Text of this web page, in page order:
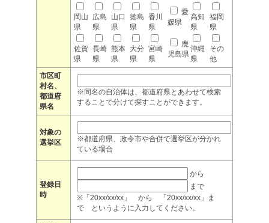
岡山
県
広島
県
山口
県
徳島
県
香川
県
愛
媛県
高知
県
福岡
県
佐賀
県
長崎
県
熊本
県
大分
県
宮崎
県
鹿
児島県
沖縄
県
その
他
市区町
村名、
都道府
県名
※同名の自治体は、都道府県とあわせて検索
することで分けて探すことができます。
対象の
選挙区
※都道府県、政令市や合併で選挙区が分かれ
ている場合
登録日
時
から
まで
※「20xx/xx/xx」 から 「20xx/xx/xx」ま
で というように入力してください。